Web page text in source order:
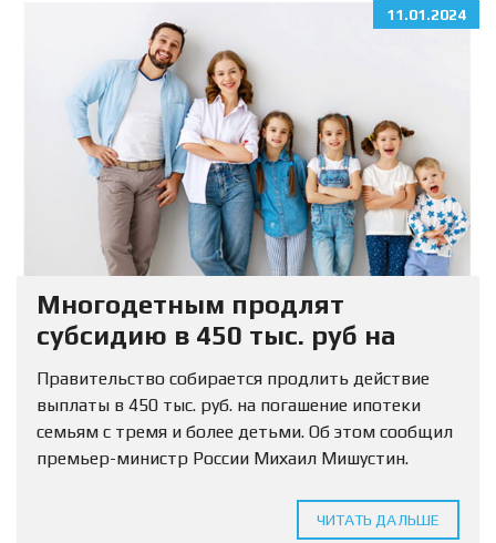
11.01.2024
Многодетным продлят
субсидию в 450 тыс. руб на
погашение ипотеки
Правительство собирается продлить действие
выплаты в 450 тыс. руб. на погашение ипотеки
семьям с тремя и более детьми. Об этом сообщил
премьер-министр России Михаил Мишустин.
продлить действие денежной выплаты при
ЧИТАТЬ ДАЛЬШЕ